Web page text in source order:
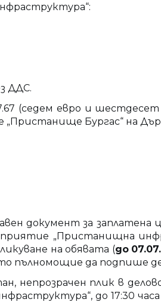
ДДС.
(седем евро и
„Пристанище Бургас“ на
документ за заплатена
„Пристанищна
на обявата (до 07.07.
пълномощие да подпише
непрозрачен плик в
до 17:30 часа